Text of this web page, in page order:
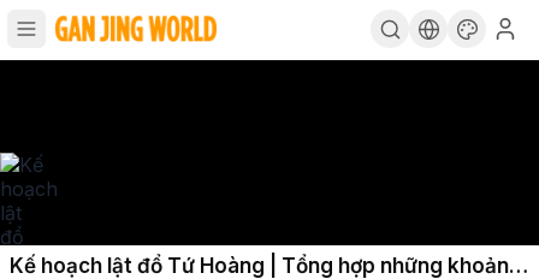
Kế hoạch lật đổ Tứ Hoàng | Tổng hợp những khoảnh